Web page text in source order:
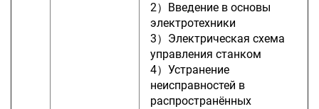
2）Введение в основы
электротехники
3）Электрическая схема
управления станком
4）Устранение
неисправностей в
распространённых